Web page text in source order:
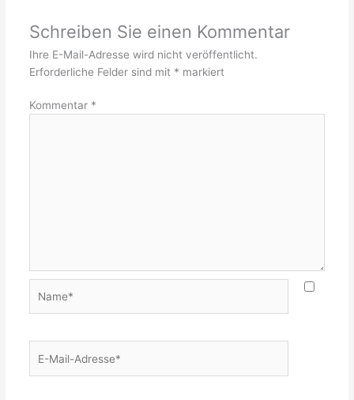
Schreiben Sie einen Kommentar
Ihre E-Mail-Adresse wird nicht veröffentlicht.
Erforderliche Felder sind mit * markiert
Kommentar *
Mail-